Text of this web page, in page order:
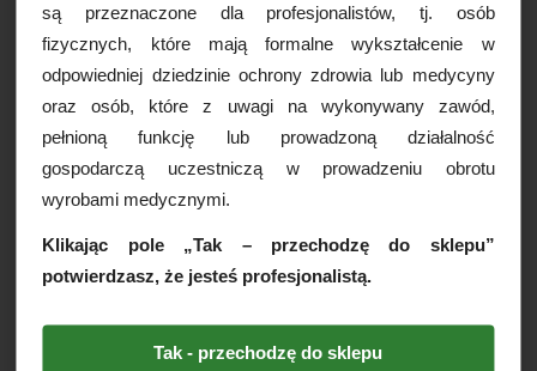
Kurier Inpost 19,99 zł brutto
Kurier Inpost pobraniowy 24,99 zł brutto
Kurier GLS 19,99 zł brutto
Kurier GLS pobraniowy 24,99 zł brutto
Kurier DPD 19,99 zł brutto
Kurier DPD pobraniowy 24,99 zł brutto
Odbiór osobisty
WIĘCEJ INFORMACJI
Stetoskop z podwójną głowicą,
czerwony, 1szt.
Stetoskop z podwójną głowicą o całkowitej długości
praktyce lekarskiej. Stetoskop wyposażony jest w
przełączaną głowicę z ciepłą obwódką. Ciepła obwódka
Cechy produktu:
są przeznaczone dla profesjonalistów, tj. osób
fizycznych, które mają formalne wykształcenie w
odpowiedniej dziedzinie ochrony zdrowia lub medycyny
oraz osób, które z uwagi na wykonywany zawód,
pełnioną funkcję lub prowadzoną działalność
gospodarczą uczestniczą w prowadzeniu obrotu
wyrobami medycznymi.
Klikając pole „Tak – przechodzę do sklepu”
potwierdzasz, że jesteś profesjonalistą.
Tak - przechodzę do sklepu